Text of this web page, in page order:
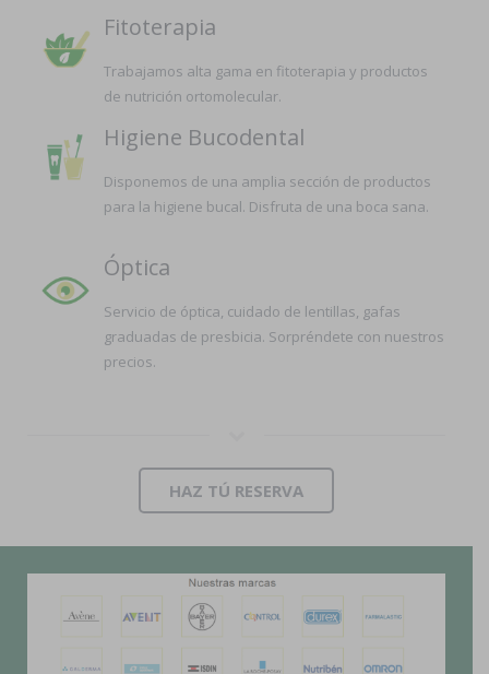
Fitoterapia
Trabajamos alta gama en fitoterapia y productos
de nutrición ortomolecular.
Higiene Bucodental
Disponemos de una amplia sección de productos
para la higiene bucal. Disfruta de una boca sana.
Óptica
Servicio de óptica, cuidado de lentillas, gafas
graduadas de presbicia. Sorpréndete con nuestros
precios.
HAZ TÚ RESERVA